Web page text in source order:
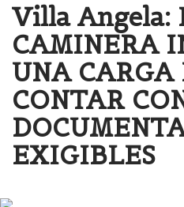
Villa Angela:
CAMINERA
UNA CARGA
CONTAR
EXIGIBLES